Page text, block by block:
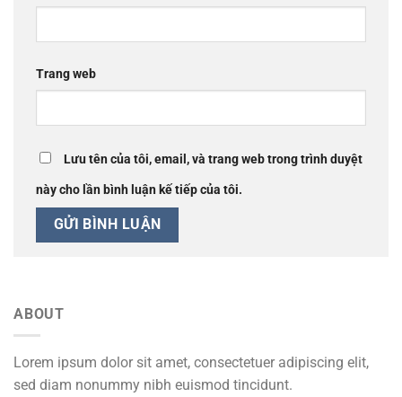
Trang web
Lưu tên của tôi, email, và trang web trong trình duyệt
này cho lần bình luận kế tiếp của tôi.
ABOUT
Lorem ipsum dolor sit amet, consectetuer adipiscing elit,
sed diam nonummy nibh euismod tincidunt.